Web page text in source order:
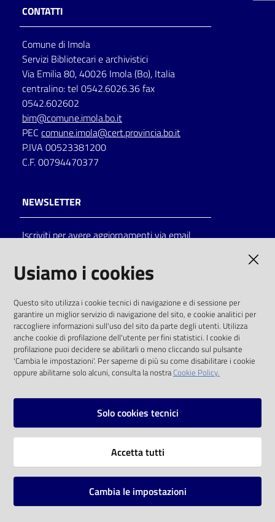
per
lettura
Seguici
su
Catalogo
on line
Eventi
Chiedi al
bibliotecario
CONTATTI
Comune di Imola
Servizi Bibliotecari e archivistici
Via Emilia 80, 40026 Imola (Bo), Italia
centralino: tel 0542.6026.36 fax
0542.602602
bim@comune.imola.bo.it
PEC comune.imola@cert.provincia.bo.it
P.IVA 00523381200
C.F. 00794470377
NEWSLETTER
Iscriviti per avere aggiornamenti via email
solo alle condizioni previste dalla direttiva
comunitaria 2003/98/CE e dal d.lgs. 36/2006
SOCIAL
Instagram
Vai alla pagina
Mappa del sito
Usiamo i cookies
Questo sito utilizza i cookie tecnici di navigazione e di sessione per
garantire un miglior servizio di navigazione del sito, e cookie analitici per
raccogliere informazioni sull'uso del sito da parte degli utenti. Utilizza
anche cookie di profilazione dell'utente per fini statistici. I cookie di
profilazione puoi decidere se abilitarli o meno cliccando sul pulsante
'Cambia le impostazioni'. Per saperne di più su come disabilitare i cookie
oppure abilitarne solo alcuni, consulta la nostraCookie Policy.
Solo cookies tecnici
Accetta tutti
Cambia le impostazioni